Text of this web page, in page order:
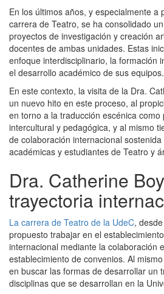
En los últimos años, y especialmente a
carrera de Teatro, se ha consolidado
proyectos de investigación y creación
docentes de ambas unidades. Estas
enfoque interdisciplinario, la formación
el desarrollo académico de sus equipos.
En este contexto, la visita de la Dra.
un nuevo hito en este proceso, al
en torno a la traducción escénica como
intercultural y pedagógica, y al mismo
de colaboración internacional
académicas y estudiantes de Teatro y
Dra. Catherine
trayectoria
La carrera de Teatro de la UdeC,
propuesto trabajar en el
internacional mediante la colaboración
establecimiento de convenios. Al
en buscar las formas de desarrollar un
disciplinas que se desarrollan en la